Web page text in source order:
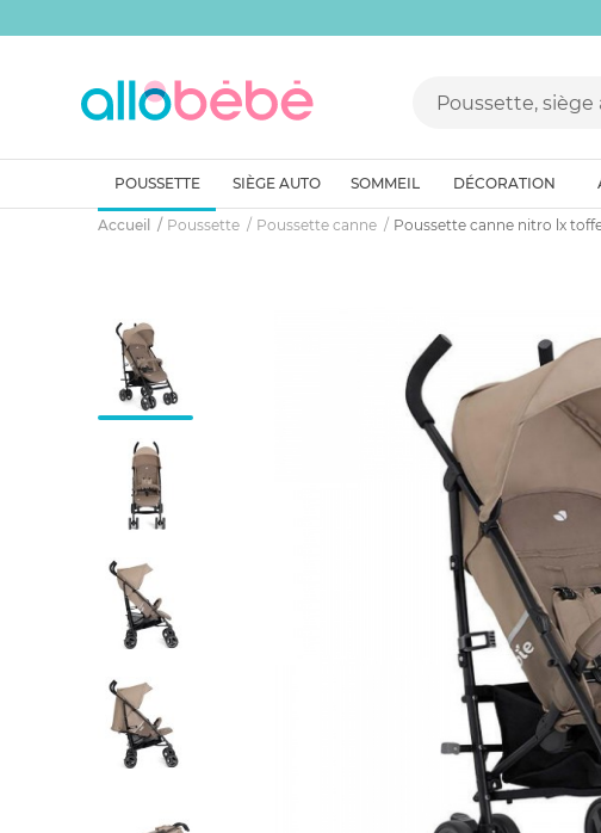
POUSSETTE SIÈGE AUTO SOMMEIL DÉCORATION
Accueil Poussette Poussette canne Poussette canne nitro lx